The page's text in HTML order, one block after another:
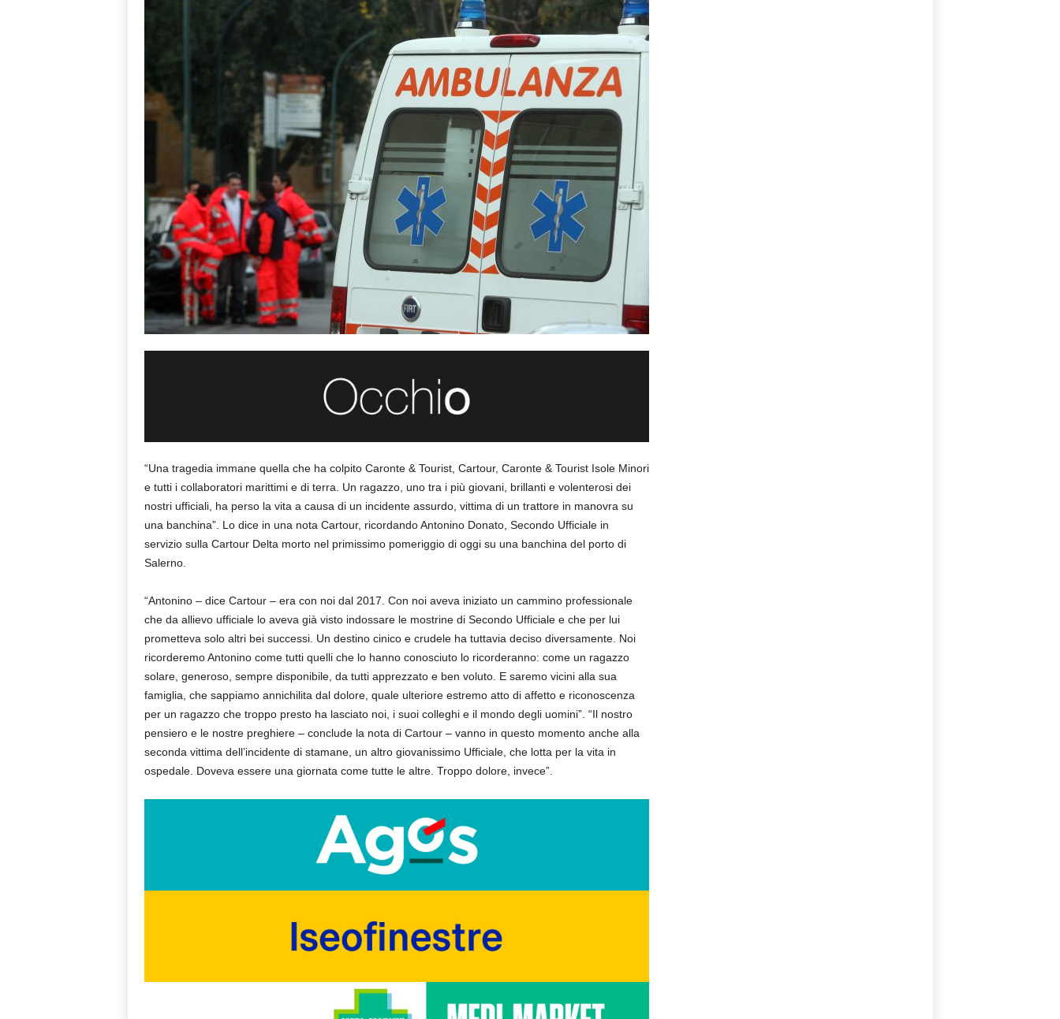
“Una tragedia immane quella che ha colpito Caronte & Tourist, Cartour, Caronte & Tourist Isole Minori
e tutti i collaboratori marittimi e di terra. Un ragazzo, uno tra i più giovani, brillanti e volenterosi dei
nostri ufficiali, ha perso la vita a causa di un incidente assurdo, vittima di un trattore in manovra su
una banchina”. Lo dice in una nota Cartour, ricordando Antonino Donato, Secondo Ufficiale in
servizio sulla Cartour Delta morto nel primissimo pomeriggio di oggi su una banchina del porto di
Salerno.
“Antonino – dice Cartour – era con noi dal 2017. Con noi aveva iniziato un cammino professionale
che da allievo ufficiale lo aveva già visto indossare le mostrine di Secondo Ufficiale e che per lui
prometteva solo altri bei successi. Un destino cinico e crudele ha tuttavia deciso diversamente. Noi
ricorderemo Antonino come tutti quelli che lo hanno conosciuto lo ricorderanno: come un ragazzo
solare, generoso, sempre disponibile, da tutti apprezzato e ben voluto. E saremo vicini alla sua
famiglia, che sappiamo annichilita dal dolore, quale ulteriore estremo atto di affetto e riconoscenza
per un ragazzo che troppo presto ha lasciato noi, i suoi colleghi e il mondo degli uomini”. “Il nostro
pensiero e le nostre preghiere – conclude la nota di Cartour – vanno in questo momento anche alla
seconda vittima dell’incidente di stamane, un altro giovanissimo Ufficiale, che lotta per la vita in
ospedale. Doveva essere una giornata come tutte le altre. Troppo dolore, invece”.